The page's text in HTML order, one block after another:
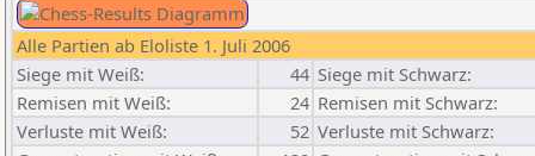
Alle Partien ab Eloliste 1. Juli 2006
Siege mit Weiß:
44 Siege mit Schwarz:
Remisen mit Weiß:
24 Remisen mit Schwarz:
Verluste mit Weiß:
52 Verluste mit Schwarz: